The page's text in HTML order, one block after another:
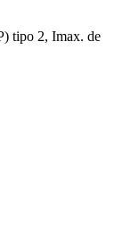
tipo 2, Imax. de